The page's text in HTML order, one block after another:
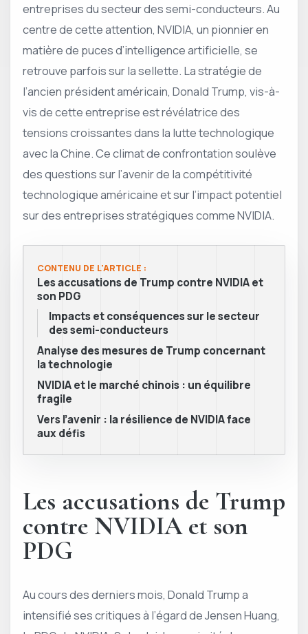
entreprises du secteur des semi-conducteurs. Au
centre de cette attention, NVIDIA, un pionnier en
matière de puces d’intelligence artificielle, se
retrouve parfois sur la sellette. La stratégie de
l’ancien président américain, Donald Trump, vis-à-
vis de cette entreprise est révélatrice des
tensions croissantes dans la lutte technologique
avec la Chine. Ce climat de confrontation soulève
des questions sur l’avenir de la compétitivité
technologique américaine et sur l’impact potentiel
sur des entreprises stratégiques comme NVIDIA.
CONTENU DE L'ARTICLE :
Les accusations de Trump contre NVIDIA et
son PDG
Impacts et conséquences sur le secteur
des semi-conducteurs
Analyse des mesures de Trump concernant
la technologie
NVIDIA et le marché chinois : un équilibre
fragile
Vers l’avenir : la résilience de NVIDIA face
aux défis
Les accusations de Trump
contre NVIDIA et son
PDG
Au cours des derniers mois, Donald Trump a
intensifié ses critiques à l’égard de Jensen Huang,